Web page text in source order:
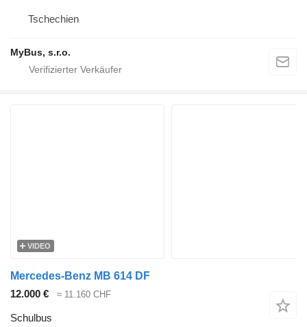
Tschechien
MyBus, s.r.o.
VIDEO
Mercedes-Benz MB 614 DF
12.000 €
≈ 11.160 CHF
Schulbus